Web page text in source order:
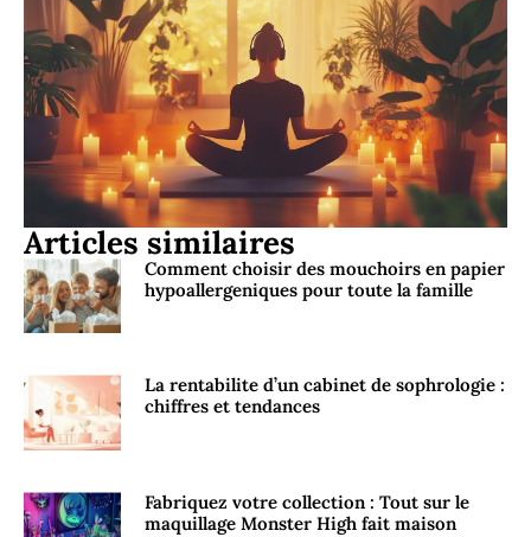
Articles similaires
Comment choisir des mouchoirs en papier
hypoallergeniques pour toute la famille
La rentabilite d’un cabinet de sophrologie :
chiffres et tendances
Fabriquez votre collection : Tout sur le
maquillage Monster High fait maison